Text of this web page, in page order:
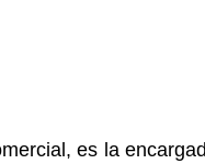
es la